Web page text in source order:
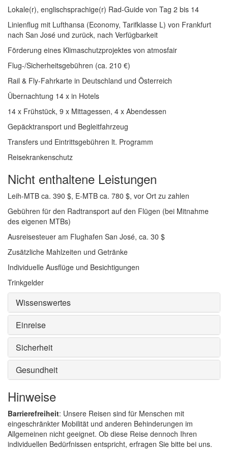
Lokale(r), englischsprachige(r) Rad-Guide von Tag 2 bis 14
Linienflug mit Lufthansa (Economy, Tarifklasse L) von Frankfurt
nach San José und zurück, nach Verfügbarkeit
Förderung eines Klimaschutzprojektes von atmosfair
Flug-/Sicherheitsgebühren (ca. 210 €)
Rail & Fly-Fahrkarte in Deutschland und Österreich
Übernachtung 14 x in Hotels
14 x Frühstück, 9 x Mittagessen, 4 x Abendessen
Gepäcktransport und Begleitfahrzeug
Transfers und Eintrittsgebühren lt. Programm
Reisekrankenschutz
Nicht enthaltene Leistungen
Leih-MTB ca. 390 $, E-MTB ca. 780 $, vor Ort zu zahlen
Gebühren für den Radtransport auf den Flügen (bei Mitnahme
des eigenen MTBs)
Ausreisesteuer am Flughafen San José, ca. 30 $
Zusätzliche Mahlzeiten und Getränke
Individuelle Ausflüge und Besichtigungen
Trinkgelder
Wissenswertes
Einreise
Sicherheit
Gesundheit
Hinweise
Barrierefreiheit: Unsere Reisen sind für Menschen mit
eingeschränkter Mobilität und anderen Behinderungen im
Allgemeinen nicht geeignet. Ob diese Reise dennoch Ihren
individuellen Bedürfnissen entspricht, erfragen Sie bitte bei uns.